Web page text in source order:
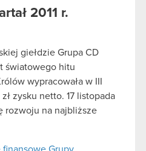
2011 r.
giełdzie Grupa CD
światowego hitu
wypracowała w III
zł zysku netto. 17 listopada
rozwoju na najbliższe